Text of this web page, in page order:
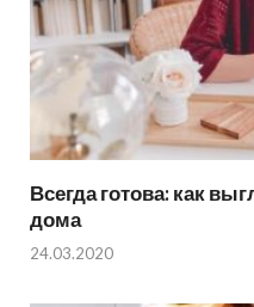
Всегда готова: как
дома
24.03.2020